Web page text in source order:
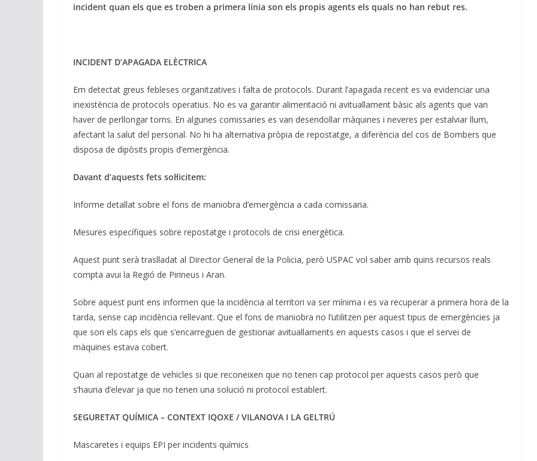
incident quan els que es troben a primera línia son els propis agents els quals no han rebut res.
INCIDENT D’APAGADA ELÈCTRICA
Em detectat greus febleses organitzatives i falta de protocols. Durant l’apagada recent es va evidenciar una
inexistència de protocols operatius. No es va garantir alimentació ni avituallament bàsic als agents que van
haver de perllongar torns. En algunes comissaries es van desendollar màquines i neveres per estalviar llum,
afectant la salut del personal. No hi ha alternativa pròpia de repostatge, a diferència del cos de Bombers que
disposa de dipòsits propis d’emergència.
Davant d’aquests fets sol·licitem:
Informe detallat sobre el fons de maniobra d’emergència a cada comissaria.
Mesures específiques sobre repostatge i protocols de crisi energètica.
Aquest punt serà traslladat al Director General de la Policia, però USPAC vol saber amb quins recursos reals
compta avui la Regió de Pirineus i Aran.
Sobre aquest punt ens informen que la incidència al territori va ser mínima i es va recuperar a primera hora de la
tarda, sense cap incidència rellevant. Que el fons de maniobra no l’utilitzen per aquest tipus de emergències ja
que son els caps els que s’encarreguen de gestionar avituallaments en aquests casos i que el servei de
màquines estava cobert.
Quan al repostatge de vehicles si que reconeixen que no tenen cap protocol per aquests casos però que
s’hauria d’elevar ja que no tenen una solució ni protocol establert.
SEGURETAT QUÍMICA – CONTEXT IQOXE / VILANOVA I LA GELTRÚ
Mascaretes i equips EPI per incidents químics